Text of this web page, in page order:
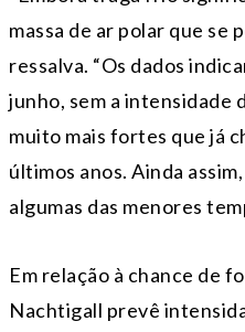
massa de ar polar que se
ressalva. “Os dados
junho, sem a intensidade
muito mais fortes que já
últimos anos. Ainda
algumas das menores
Em relação à chance de
Nachtigall prevê